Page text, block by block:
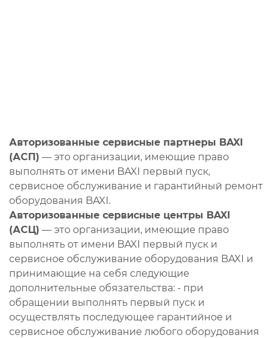
Авторизованные сервисные партнеры BAXI
(АСП) — это организации, имеющие право
выполнять от имени BAXI первый пуск,
сервисное обслуживание и гарантийный ремонт
оборудования BAXI.
Авторизованные сервисные центры BAXI
(АСЦ) — это организации, имеющие право
выполнять от имени BAXI первый пуск и
сервисное обслуживание оборудования BAXI и
принимающие на себя следующие
дополнительные обязательства: - при
обращении выполнять первый пуск и
осуществлять последующее гарантийное и
сервисное обслуживание любого оборудования